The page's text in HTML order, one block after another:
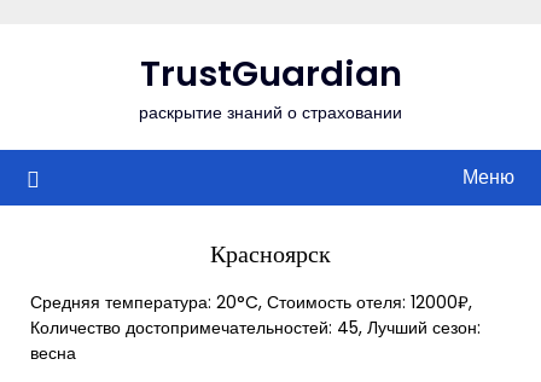
TrustGuardian
раскрытие знаний о страховании
Меню
Красноярск
Средняя температура: 20°C, Стоимость отеля: 12000₽,
Количество достопримечательностей: 45, Лучший сезон:
весна